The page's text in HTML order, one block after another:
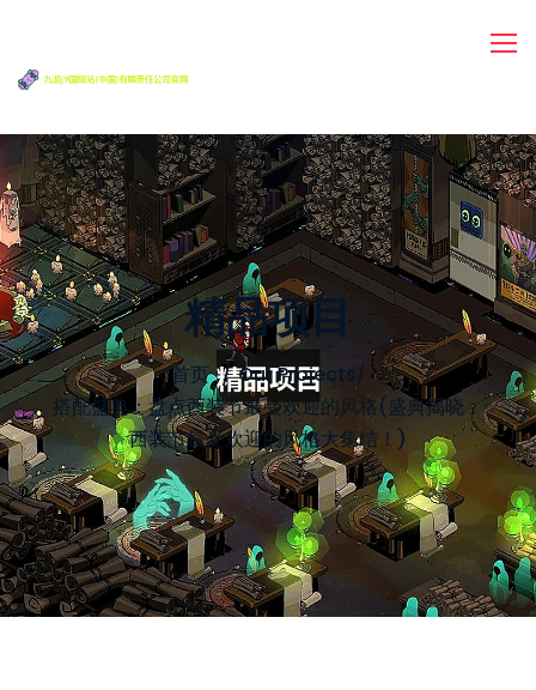
精品项目
首页 Our Projects/
搭配盛典：盘点西装节最受欢迎的风格(盛典揭晓：
西装节最受欢迎的风格大集结！)